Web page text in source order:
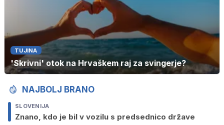
TUJINA
'Skrivni' otok na Hrvaškem raj za svingerje?
NAJBOLJ BRANO
SLOVENIJA
Znano, kdo je bil v vozilu s predsednico države